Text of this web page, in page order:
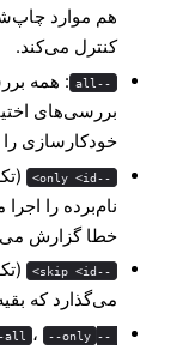
هم موارد
کنترل می‌کند.
--all
: همه
بررسی‌های
خودکارسازی
--only <id>
نام‌برده را
خطا گزارش
--skip <id>
می‌گذارد که
--json
all ، --only